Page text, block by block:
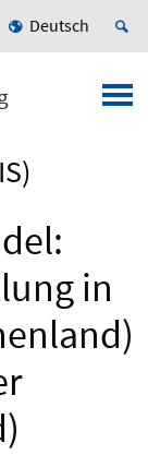
Deutsch
in